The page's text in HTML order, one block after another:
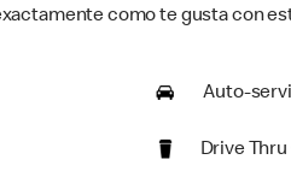
como te gusta con
Auto-
Drive